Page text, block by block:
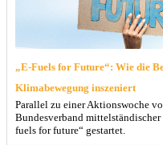
„E-Fuels for Future“: Wie die
Klimabewegung inszeniert
Parallel zu einer Aktionswoche
Bundesverband
fuels for future“ gestartet.